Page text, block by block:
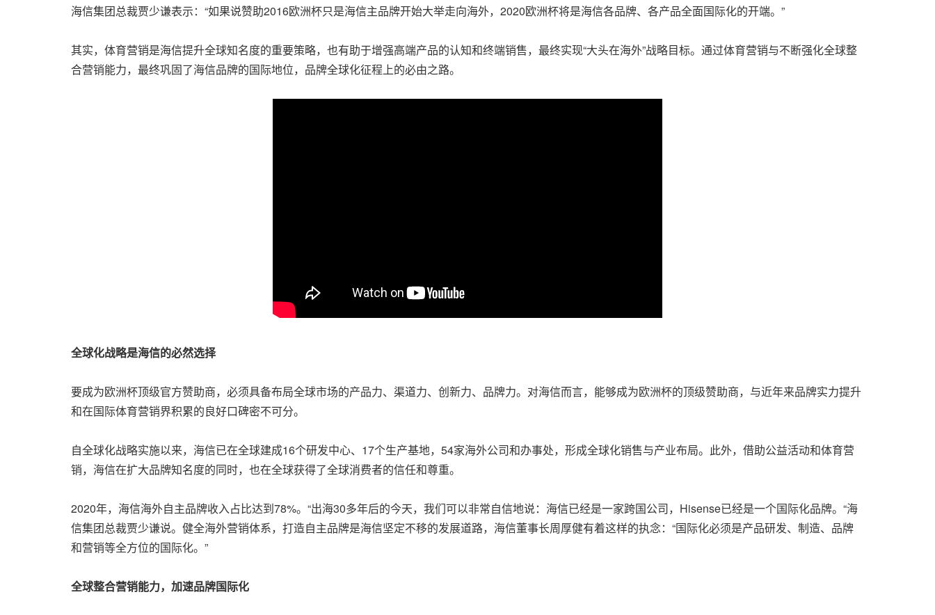
海信集团总裁贾少谦表示：“如果说赞助2016欧洲杯只是海信主品牌开始大举走向海外，2020欧洲杯将是海信各品牌、各产品全面国际化的开端。”
其实，体育营销是海信提升全球知名度的重要策略，也有助于增强高端产品的认知和终端销售，最终实现“大头在海外”战略目标。通过体育营销与不断强化全球整
合营销能力，最终巩固了海信品牌的国际地位，品牌全球化征程上的必由之路。
全球化战略是海信的必然选择
要成为欧洲杯顶级官方赞助商，必须具备布局全球市场的产品力、渠道力、创新力、品牌力。对海信而言，能够成为欧洲杯的顶级赞助商，与近年来品牌实力提升
和在国际体育营销界积累的良好口碑密不可分。
自全球化战略实施以来，海信已在全球建成16个研发中心、17个生产基地，54家海外公司和办事处，形成全球化销售与产业布局。此外，借助公益活动和体育营
销，海信在扩大品牌知名度的同时，也在全球获得了全球消费者的信任和尊重。
2020年，海信海外自主品牌收入占比达到78%。“出海30多年后的今天，我们可以非常自信地说：海信已经是一家跨国公司，Hisense已经是一个国际化品牌。“海
信集团总裁贾少谦说。健全海外营销体系，打造自主品牌是海信坚定不移的发展道路，海信董事长周厚健有着这样的执念：“国际化必须是产品研发、制造、品牌
和营销等全方位的国际化。”
全球整合营销能力，加速品牌国际化